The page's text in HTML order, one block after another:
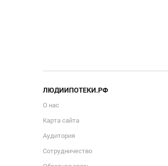
ЛЮДИИПОТЕКИ.РФ
О нас
Карта сайта
Аудитория
Сотрудничество